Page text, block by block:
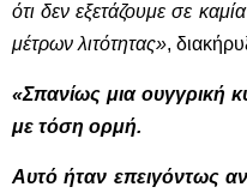
ότι δεν εξετάζουμε σε
μέτρων λιτότητας»,
«Σπανίως μια ουγγρική
με τόση ορμή.
Αυτό ήταν επειγόντως